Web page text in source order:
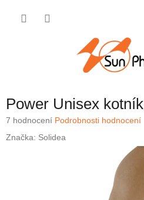
Power Unisex
Průměrné
produktu
7 hodnocení Podrobnosti hodnocení
Značka: Solidea